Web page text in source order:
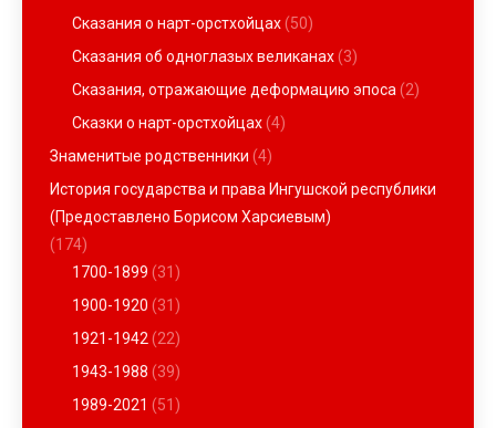
Сказания о нарт-орстхойцах(50)
Сказания об одноглазых великанах(3)
Сказания, отражающие деформацию эпоса (2)
Сказки о нарт-орстхойцах(4)
Знаменитые родственники (4)
История государства и права Ингушской республики
(Предоставлено Борисом Харсиевым)
(174)
1700-1899 (31)
1900-1920 (31)
1921-1942 (22)
1943-1988 (39)
1989-2021 (51)